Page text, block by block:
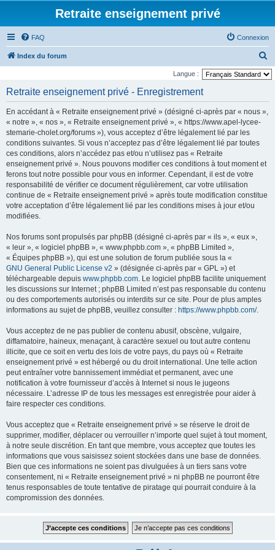
Retraite enseignement privé
FAQ Connexion
Index du forum
e
Langue :
Retraite enseignement privé - Enregistrement
En accédant à « Retraite enseignement privé » (désigné ci-après par « nous »,
« notre », « nos », « Retraite enseignement privé », « https://www.apel-lycee-
stemarie-cholet.org/forums »), vous acceptez d’être légalement lié par les
conditions suivantes. Si vous n’acceptez pas d’être légalement lié par toutes
ces conditions, alors n’accédez pas et/ou n’utilisez pas « Retraite
enseignement privé ». Nous pouvons modifier ces conditions à tout moment et
ferons tout notre possible pour vous en informer. Cependant, il est de votre
responsabilité de vérifier ce document régulièrement, car votre utilisation
continue de « Retraite enseignement privé » après toute modification constitue
votre acceptation d’être légalement lié par les conditions mises à jour et/ou
modifiées.
Nos forums sont propulsés par phpBB (désigné ci-après par « ils », « eux »,
« leur », « logiciel phpBB », « www.phpbb.com », « phpBB Limited »,
« Équipes phpBB »), qui est une solution de forum publiée sous la «
GNU General Public License v2 » (désignée ci-après par « GPL ») et
téléchargeable depuis www.phpbb.com. Le logiciel phpBB facilite uniquement
les discussions sur Internet ; phpBB Limited n’est pas responsable du contenu
ou des comportements autorisés ou interdits sur ce site. Pour de plus amples
informations au sujet de phpBB, veuillez consulter : https://www.phpbb.com/.
Vous acceptez de ne pas publier de contenu abusif, obscène, vulgaire,
diffamatoire, haineux, menaçant, à caractère sexuel ou tout autre contenu
illicite, que ce soit en vertu des lois de votre pays, du pays où « Retraite
enseignement privé » est hébergé ou du droit international. Une telle action
peut entraîner votre bannissement immédiat et permanent, avec une
notification à votre fournisseur d’accès à Internet si nous le jugeons
nécessaire. L’adresse IP de tous les messages est enregistrée pour aider à
faire respecter ces conditions.
Vous acceptez que « Retraite enseignement privé » se réserve le droit de
supprimer, modifier, déplacer ou verrouiller n’importe quel sujet à tout moment,
à notre seule discrétion. En tant que membre, vous acceptez que toutes les
informations que vous saisissez soient stockées dans une base de données.
Bien que ces informations ne soient pas divulguées à un tiers sans votre
consentement, ni « Retraite enseignement privé » ni phpBB ne pourront être
tenus responsables de toute tentative de piratage qui pourrait conduire à la
compromission des données.